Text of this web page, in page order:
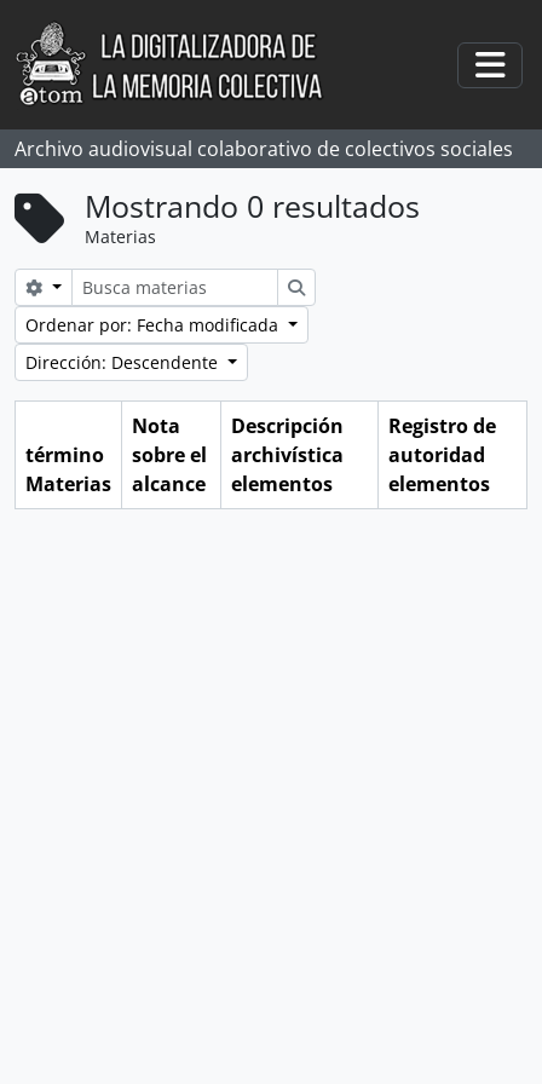
Skip to main content
Archivo audiovisual colaborativo de colectivos sociales
Mostrando 0 resultados
Materias
Search options
Búsqueda
Ordenar por: Fecha modificada
Dirección: Descendente
término
Materias
Nota
sobre el
alcance
Descripción
archivística
elementos
Registro de
autoridad
elementos